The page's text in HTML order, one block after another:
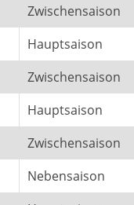
Zwischensaison
Hauptsaison
Zwischensaison
Hauptsaison
Zwischensaison
Nebensaison